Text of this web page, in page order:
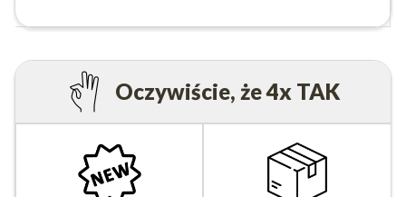
Oczywiście, że 4x TAK